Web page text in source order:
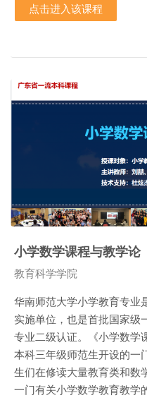
点击进入该课程
小学数学课程与教学论
课程类别
教育科学学院
华南师范大学小学教育专业
实施单位，也是首批国家级
专业二级认证。《小学数学
本科三年级师范生开设的一
生们在修读大量教育类和数
一门有关小学数学教育教学